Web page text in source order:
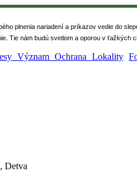
plnenia nariadení a príkazov vedie do
Tie nám budú svetlom a oporou v ťažkých
Význam Ochrana Lokality
Detva